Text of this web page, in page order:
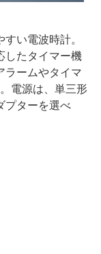
い電波時計。
したタイマー機
ラームやタイマ
電源は、単三形
プターを選べ